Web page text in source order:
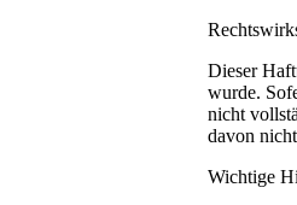
Dieser
wurde.
nicht
davon
Wichtige